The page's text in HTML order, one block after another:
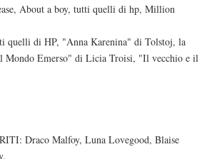
About a boy, tutti quelli di hp, Million
quelli di HP, "Anna Karenina" di Tolstoj, la
Mondo Emerso" di Licia Troisi, "Il vecchio e il
Draco Malfoy, Luna Lovegood, Blaise